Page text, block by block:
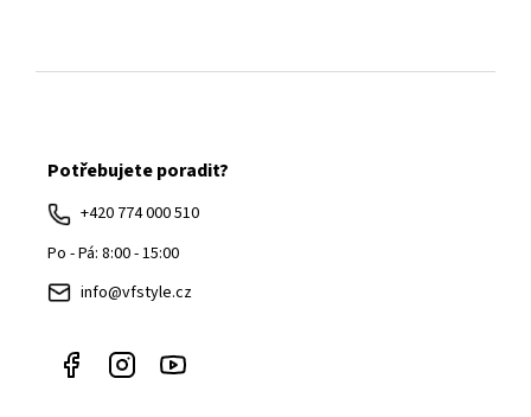
Potřebujete poradit?
+420 774 000 510
Po - Pá: 8:00 - 15:00
info@vfstyle.cz